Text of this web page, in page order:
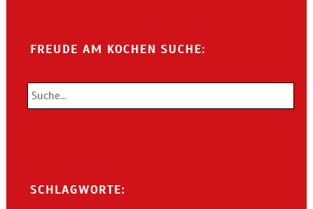
FREUDE AM KOCHEN SUCHE:
SCHLAGWORTE: